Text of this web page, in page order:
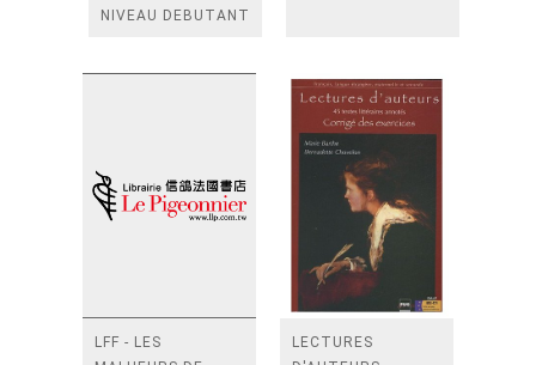
NIVEAU DEBUTANT
LFF - LES
LECTURES